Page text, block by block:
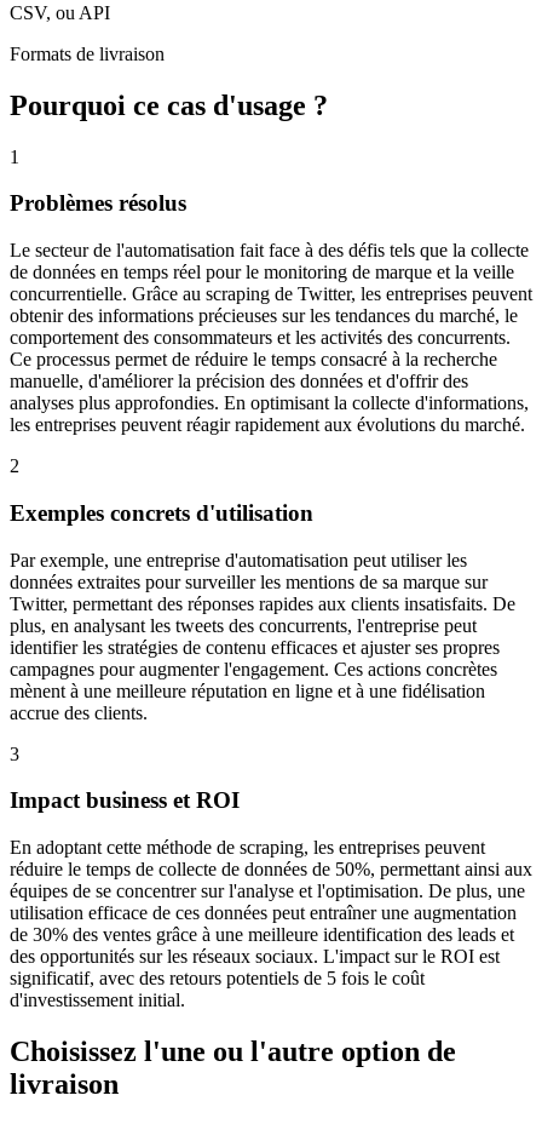
CSV, ou API
Formats de livraison
Pourquoi ce cas d'usage ?
1
Problèmes résolus
Le secteur de l'automatisation fait face à des défis tels que la collecte
de données en temps réel pour le monitoring de marque et la veille
concurrentielle. Grâce au scraping de Twitter, les entreprises peuvent
obtenir des informations précieuses sur les tendances du marché, le
comportement des consommateurs et les activités des concurrents.
Ce processus permet de réduire le temps consacré à la recherche
manuelle, d'améliorer la précision des données et d'offrir des
analyses plus approfondies. En optimisant la collecte d'informations,
les entreprises peuvent réagir rapidement aux évolutions du marché.
2
Exemples concrets d'utilisation
Par exemple, une entreprise d'automatisation peut utiliser les
données extraites pour surveiller les mentions de sa marque sur
Twitter, permettant des réponses rapides aux clients insatisfaits. De
plus, en analysant les tweets des concurrents, l'entreprise peut
identifier les stratégies de contenu efficaces et ajuster ses propres
campagnes pour augmenter l'engagement. Ces actions concrètes
mènent à une meilleure réputation en ligne et à une fidélisation
accrue des clients.
3
Impact business et ROI
En adoptant cette méthode de scraping, les entreprises peuvent
réduire le temps de collecte de données de 50%, permettant ainsi aux
équipes de se concentrer sur l'analyse et l'optimisation. De plus, une
utilisation efficace de ces données peut entraîner une augmentation
de 30% des ventes grâce à une meilleure identification des leads et
des opportunités sur les réseaux sociaux. L'impact sur le ROI est
significatif, avec des retours potentiels de 5 fois le coût
d'investissement initial.
Choisissez l'une ou l'autre option de
livraison